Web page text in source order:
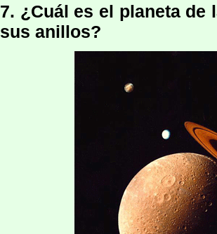
7. ¿Cuál es el planeta de
sus anillos?